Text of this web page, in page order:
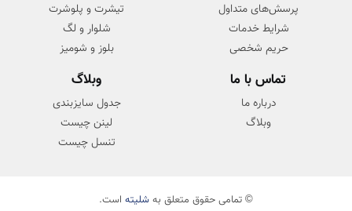
پرسش‌های متداول
شرایط خدمات
حریم شخصی
تیشرت و پلوشرت
شلوار و لگ
بلوز و شومیز
تماس با ما
درباره ما
وبلاگ
وبلاگ
جدول سایزبندی
لینن چیست
تنسل چیست
© تمامی حقوق متعلق به شلیته است.